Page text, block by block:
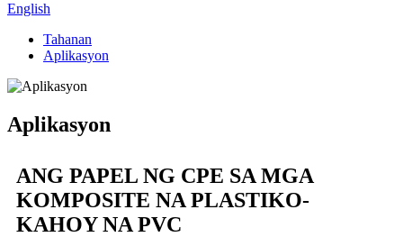
English
Tahanan
Aplikasyon
Aplikasyon
ANG PAPEL NG CPE SA MGA
KOMPOSITE NA PLASTIKO-
KAHOY NA PVC